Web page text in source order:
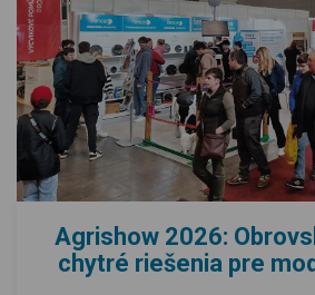
Agrishow 2026:
chytré riešenia pre